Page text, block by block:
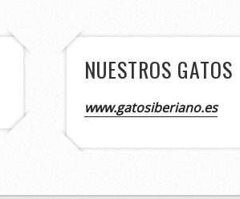
NUESTROS GATOS
www.gatosiberiano.es